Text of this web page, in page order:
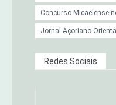
Concurso Micaelense
Jornal Açoriano Oriental
Redes Sociais